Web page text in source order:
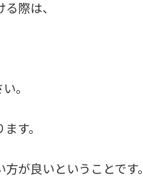
際は、
。
す。
が良いということです。